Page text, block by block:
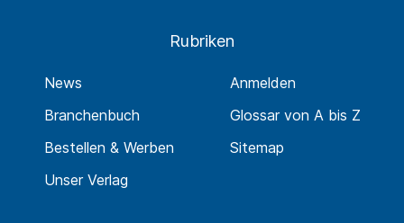
Rubriken
News
Branchenbuch
Bestellen & Werben
Unser Verlag
Anmelden
Glossar von A bis Z
Sitemap